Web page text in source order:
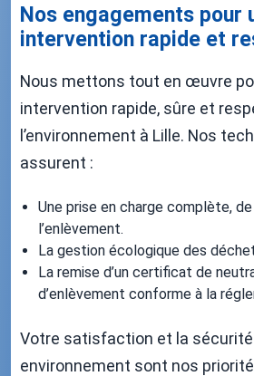
Nos engagements pour
intervention rapide et
Nous mettons tout en œuvre
intervention rapide, sûre et
l’environnement à Lille. Nos
assurent :
Une prise en charge complète,
l’enlèvement.
La gestion écologique des
La remise d’un certificat de
d’enlèvement conforme à la
Votre satisfaction et la
environnement sont nos